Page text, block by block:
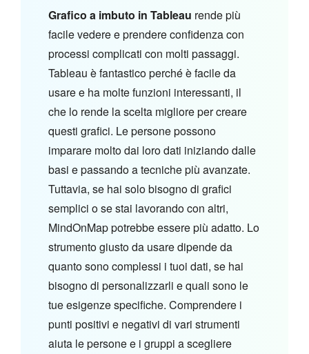
Grafico a imbuto in Tableau rende più
facile vedere e prendere confidenza con
processi complicati con molti passaggi.
Tableau è fantastico perché è facile da
usare e ha molte funzioni interessanti, il
che lo rende la scelta migliore per creare
questi grafici. Le persone possono
imparare molto dai loro dati iniziando dalle
basi e passando a tecniche più avanzate.
Tuttavia, se hai solo bisogno di grafici
semplici o se stai lavorando con altri,
MindOnMap potrebbe essere più adatto. Lo
strumento giusto da usare dipende da
quanto sono complessi i tuoi dati, se hai
bisogno di personalizzarli e quali sono le
tue esigenze specifiche. Comprendere i
punti positivi e negativi di vari strumenti
aiuta le persone e i gruppi a scegliere